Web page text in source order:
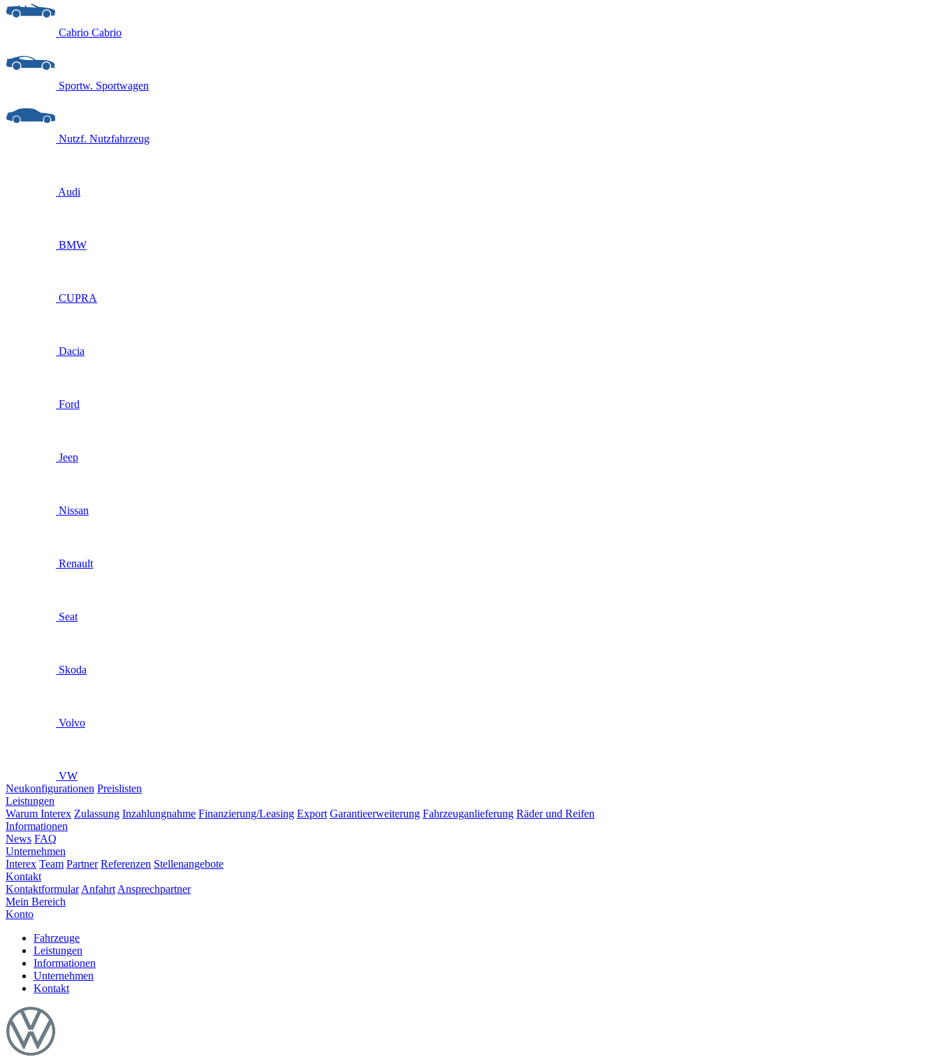
Cabrio Cabrio
Sportw. Sportwagen
Nutzf. Nutzfahrzeug
Audi
BMW
CUPRA
Dacia
Ford
Jeep
Nissan
Renault
Seat
Skoda
Volvo
VW
Neukonfigurationen Preislisten
Leistungen
Warum Interex Zulassung Inzahlungnahme Finanzierung/Leasing Export Garantieerweiterung Fahrzeuganlieferung Räder und Reifen
Informationen
News FAQ
Unternehmen
Interex Team Partner Referenzen Stellenangebote
Kontakt
Kontaktformular Anfahrt Ansprechpartner
Mein Bereich
Konto
Fahrzeuge
Leistungen
Informationen
Unternehmen
Kontakt